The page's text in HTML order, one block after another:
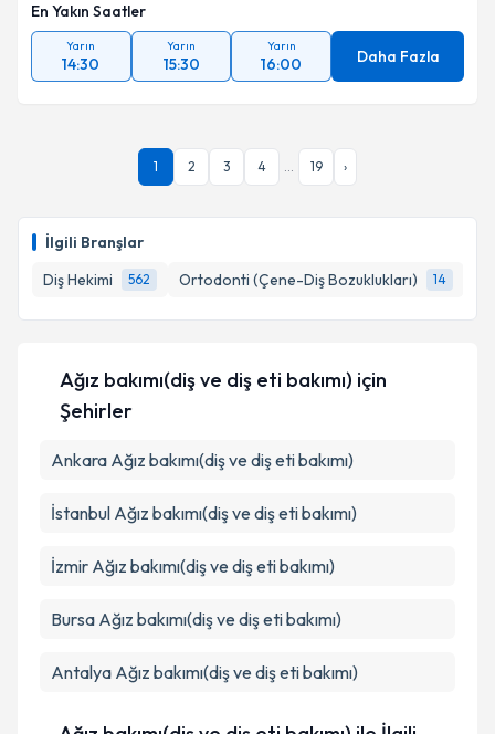
İlgili Branşlar
Diş Hekimi
562 Ortodonti (Çene-Diş Bozuklukları) 14
En Yakın Saatler
Yarın
14:30
Yarın
15:30
Yarın
16:00 Daha Fazla
1 2 3 4 ... 19 ›
Ağız bakımı(diş ve diş eti bakımı) için
Şehirler
Ankara Ağız bakımı(diş ve diş eti bakımı)
İstanbul Ağız bakımı(diş ve diş eti bakımı)
İzmir Ağız bakımı(diş ve diş eti bakımı)
Bursa Ağız bakımı(diş ve diş eti bakımı)
Antalya Ağız bakımı(diş ve diş eti bakımı)